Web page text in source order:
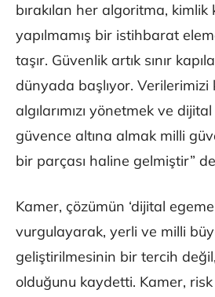
bırakılan her algoritma, kimlik
yapılmamış bir istihbarat
taşır. Güvenlik artık sınır
dünyada başlıyor. Verilerimizi
algılarımızı yönetmek ve
güvence altına almak milli
bir parçası haline gelmiştir”
Kamer, çözümün ‘dijital
vurgulayarak, yerli ve milli
geliştirilmesinin bir tercih
olduğunu kaydetti. Kamer,